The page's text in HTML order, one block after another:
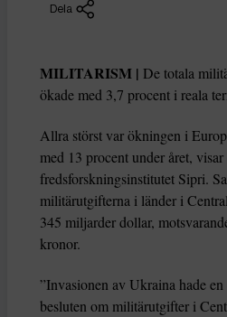
Dela
MILITARISM | De totala
ökade med 3,7 procent i reala
Allra störst var ökningen i
med 13 procent under året,
fredsforskningsinstitutet Sipri.
militärutgifterna i länder i
345 miljarder dollar,
kronor.
”Invasionen av Ukraina hade
besluten om militärutgifter i